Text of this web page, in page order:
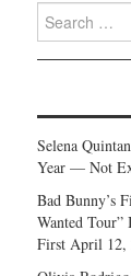
Search
for:
Selena
Year — Not
Bad Bunny’s
Wanted
First April 12,